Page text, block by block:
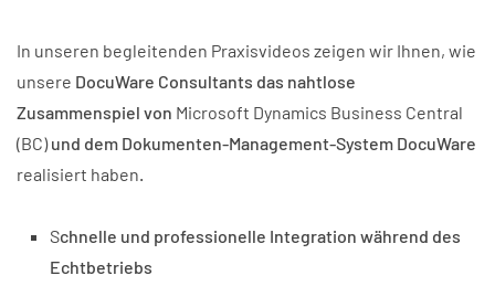
In unseren begleitenden Praxisvideos zeigen wir Ihnen, wie
unsere DocuWare Consultants das nahtlose
Zusammenspiel von Microsoft Dynamics Business Central
(BC)und dem Dokumenten-Management-System DocuWare
realisiert haben.
Schnelle und professionelle Integration während des
Echtbetriebs